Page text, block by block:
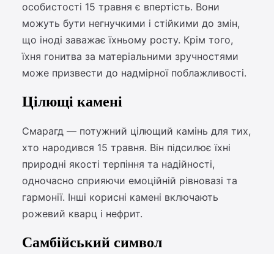
особистості 15 травня є впертість. Вони
можуть бути негнучкими і стійкими до змін,
що іноді заважає їхньому росту. Крім того,
їхня гонитва за матеріальними зручностями
може призвести до надмірної поблажливості.
Цілющі камені
Смарагд — потужний цілющий камінь для тих,
хто народився 15 травня. Він підсилює їхні
природні якості терпіння та надійності,
одночасно сприяючи емоційній рівновазі та
гармонії. Інші корисні камені включають
рожевий кварц і нефрит.
Самбійський символ